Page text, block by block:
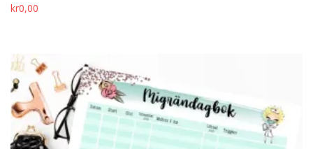
kr0,00